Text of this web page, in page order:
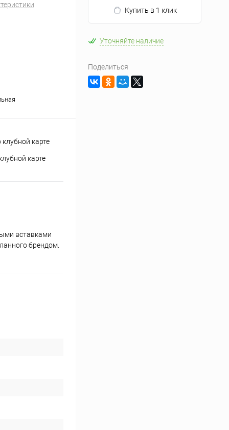
карте
вставками
брендом.
Купить в 1 клик
Уточняйте наличие
Поделиться